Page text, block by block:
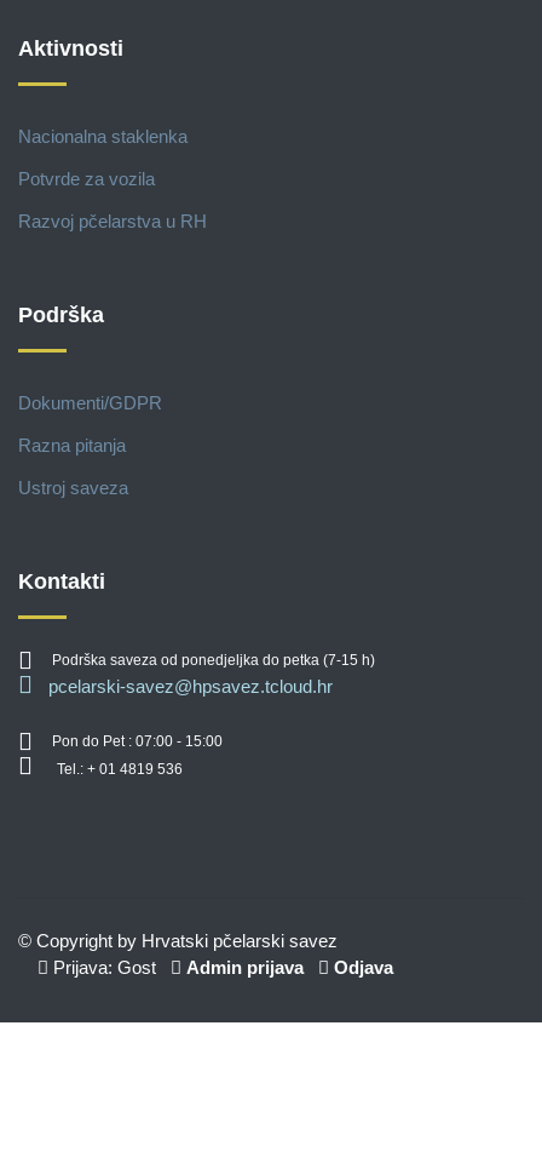
Aktivnosti
Nacionalna staklenka
Potvrde za vozila
Razvoj pčelarstva u RH
Podrška
Dokumenti/GDPR
Razna pitanja
Ustroj saveza
Kontakti
Podrška saveza od ponedjeljka do petka (7-15 h)
pcelarski-savez@hpsavez.tcloud.hr
Pon do Pet : 07:00 - 15:00
Tel.: + 01 4819 536
© Copyright by Hrvatski pčelarski savez
Prijava: Gost
Admin prijava Odjava